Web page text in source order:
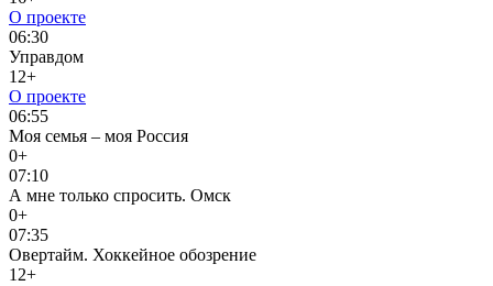
О проекте
06:30
Управдом
12+
О проекте
06:55
Моя семья – моя Россия
0+
07:10
А мне только спросить. Омск
0+
07:35
Овертайм. Хоккейное обозрение
12+